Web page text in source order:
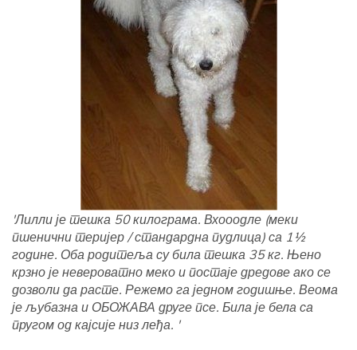
'Лилли је тешка 50 килограма. Вхооодле (меки
пшенични теријер / стандардна пудлица) са 1½
године. Оба родитеља су била тешка 35 кг. Њено
крзно је невероватно меко и постаје дредове ако се
дозволи да расте. Режемо га једном годишње. Веома
је љубазна и ОБОЖАВА друге псе. Била је бела са
пругом од кајсије низ леђа. '